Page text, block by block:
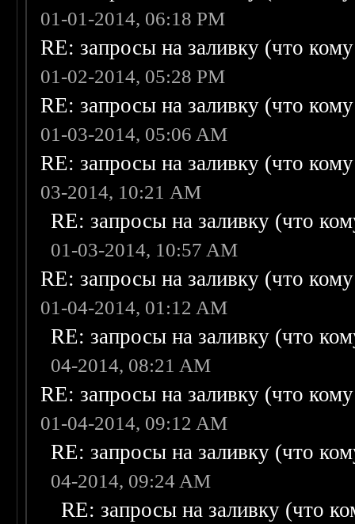
01-01-2014, 06:18 PM
RE: запросы на заливку (что
01-02-2014, 05:28 PM
RE: запросы на заливку (что
01-03-2014, 05:06 AM
RE: запросы на заливку (что
03-2014, 10:21 AM
RE: запросы на заливку (что
01-03-2014, 10:57 AM
RE: запросы на заливку (что
01-04-2014, 01:12 AM
RE: запросы на заливку (что
04-2014, 08:21 AM
RE: запросы на заливку (что
01-04-2014, 09:12 AM
RE: запросы на заливку (что
04-2014, 09:24 AM
RE: запросы на заливку (что